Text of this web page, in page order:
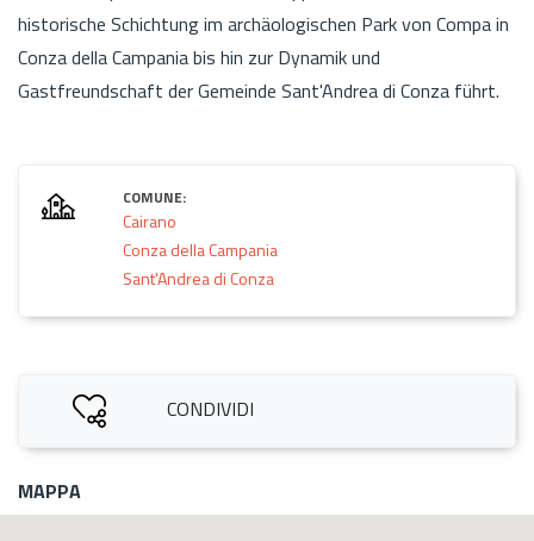
historische Schichtung im archäologischen Park von Compa in
Conza della Campania bis hin zur Dynamik und
Gastfreundschaft der Gemeinde Sant'Andrea di Conza führt.
COMUNE:
Cairano
Conza della Campania
Sant'Andrea di Conza
CONDIVIDI
MAPPA